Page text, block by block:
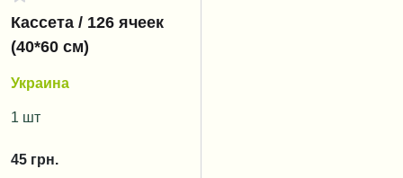
Кассета / 126 ячеек
(40*60 см)
Украина
1 шт
45 грн.